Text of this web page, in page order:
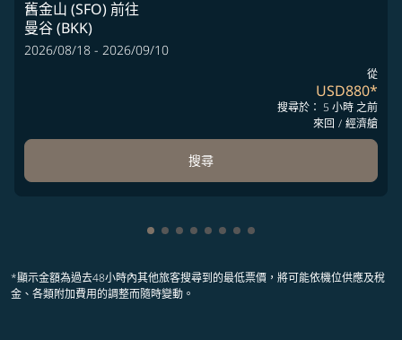
舊金山 (SFO)前往
曼谷 (BKK)
2026/08/18 - 2026/09/10
從
USD880*
搜尋於： 5 小時 之前
來回 / 經濟艙
搜尋
顯示 cmp-pagination-showing-card 1
顯示 cmp-pagination-showing-
顯示 cmp-pagination-showing-
顯示 cmp-pagination-
顯示 cmp-pagination-
顯示 cmp-pagination-
顯示 cmp-pagination-
顯示 cmp-pagination-
*顯示金額為過去48小時內其他旅客搜尋到的最低票價，將可能依機位供應及稅
金、各類附加費用的調整而隨時變動。